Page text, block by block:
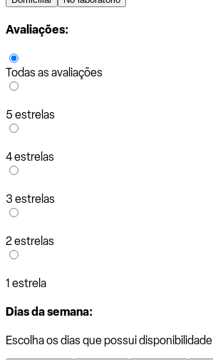
Avaliações:
Todas as avaliações
5 estrelas
4 estrelas
3 estrelas
2 estrelas
1 estrela
Dias da semana:
Escolha os dias que possui disponibilidade